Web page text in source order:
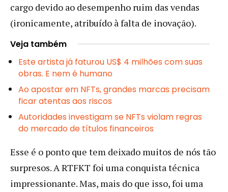
cargo devido ao desempenho ruim das vendas
(ironicamente, atribuído à falta de inovação).
Veja também
Este artista já faturou US$ 4 milhões com suas
obras. E nem é humano
Ao apostar em NFTs, grandes marcas precisam
ficar atentas aos riscos
Autoridades investigam se NFTs violam regras
do mercado de títulos financeiros
Esse é o ponto que tem deixado muitos de nós tão
surpresos. A RTFKT foi uma conquista técnica
impressionante. Mas, mais do que isso, foi uma